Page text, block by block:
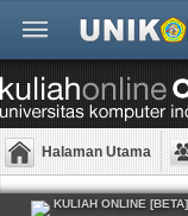
Halaman Utama
KULIAH ONLINE [BETA]